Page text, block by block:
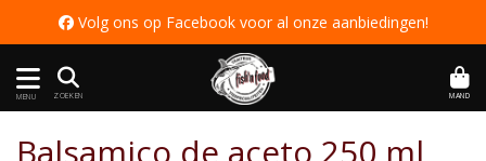
 Volg ons op Facebook voor al onze aanbiedingen!
MENU ZOEKEN MAND
Balsamico de aceto 250 ml